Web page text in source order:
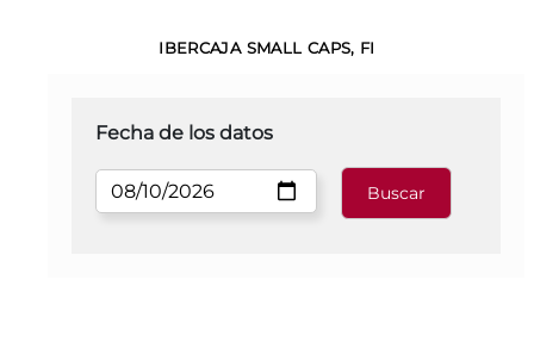
IBERCAJA SMALL CAPS, FI
Fecha de los datos